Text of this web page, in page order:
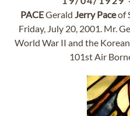
PACEGerald Jerry Paceof
Friday, July 20, 2001. Mr.
World War II and the
101st Air